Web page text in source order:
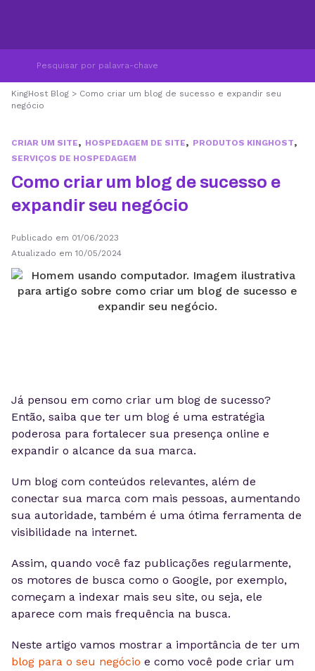
KingHost Blog > Como criar um blog de sucesso e expandir seu
negócio
CRIAR UM SITE, HOSPEDAGEM DE SITE, PRODUTOS KINGHOST,
SERVIÇOS DE HOSPEDAGEM
Como criar um blog de sucesso e
expandir seu negócio
Publicado em 01/06/2023
Atualizado em 10/05/2024
Já pensou em como criar um blog de sucesso?
Então, saiba que ter um blog é uma estratégia
poderosa para fortalecer sua presença online e
expandir o alcance da sua marca.
Um blog com conteúdos relevantes, além de
conectar sua marca com mais pessoas, aumentando
sua autoridade, também é uma ótima ferramenta de
visibilidade na internet.
Assim, quando você faz publicações regularmente,
os motores de busca como o Google, por exemplo,
começam a indexar mais seu site, ou seja, ele
aparece com mais frequência na busca.
Neste artigo vamos mostrar a importância de ter um
blog para o seu negócio e como você pode criar um